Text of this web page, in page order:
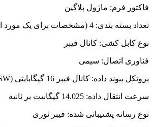
فاکتور فرم: ماژول پلاگین
تعداد بسته بندی: 4 (مشخصات برای یک مورد است)
نوع کابل کشی: کانال فیبر
فناوری اتصال: سیمی
پروتکل پیوند داده: کانال فیبر 16 گیگابایتی (SW)
سرعت انتقال داده: 14.025 گیگابیت بر ثانیه
نوع رسانه پشتیبانی شده: فیبر نوری